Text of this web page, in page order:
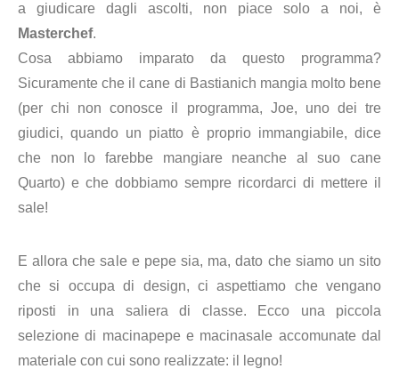
a giudicare dagli ascolti, non piace solo a noi, è
Masterchef.
Cosa abbiamo imparato da questo programma?
Sicuramente che il cane di Bastianich mangia molto bene
(per chi non conosce il programma, Joe, uno dei tre
giudici, quando un piatto è proprio immangiabile, dice
che non lo farebbe mangiare neanche al suo cane
Quarto) e che dobbiamo sempre ricordarci di mettere il
sale!
E allora che sale e pepe sia, ma, dato che siamo un sito
che si occupa di design, ci aspettiamo che vengano
riposti in una saliera di classe. Ecco una piccola
selezione di macinapepe e macinasale accomunate dal
materiale con cui sono realizzate: il legno!